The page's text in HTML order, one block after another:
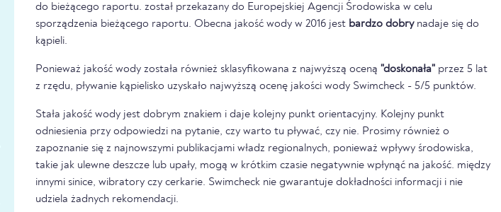
do bieżącego raportu. został przekazany do Europejskiej Agencji Środowiska w celu
sporządzenia bieżącego raportu. Obecna jakość wody w 2016 jest bardzo dobrynadaje się do
kąpieli.
Ponieważ jakość wody została również sklasyfikowana z najwyższą oceną "doskonała" przez 5 lat
z rzędu, pływanie kąpielisko uzyskało najwyższą ocenę jakości wody Swimcheck - 5/5 punktów.
Stała jakość wody jest dobrym znakiem i daje kolejny punkt orientacyjny. Kolejny punkt
odniesienia przy odpowiedzi na pytanie, czy warto tu pływać, czy nie. Prosimy również o
zapoznanie się z najnowszymi publikacjami władz regionalnych, ponieważ wpływy środowiska,
takie jak ulewne deszcze lub upały, mogą w krótkim czasie negatywnie wpłynąć na jakość. między
innymi sinice, wibratory czy cerkarie. Swimcheck nie gwarantuje dokładności informacji i nie
udziela żadnych rekomendacji.